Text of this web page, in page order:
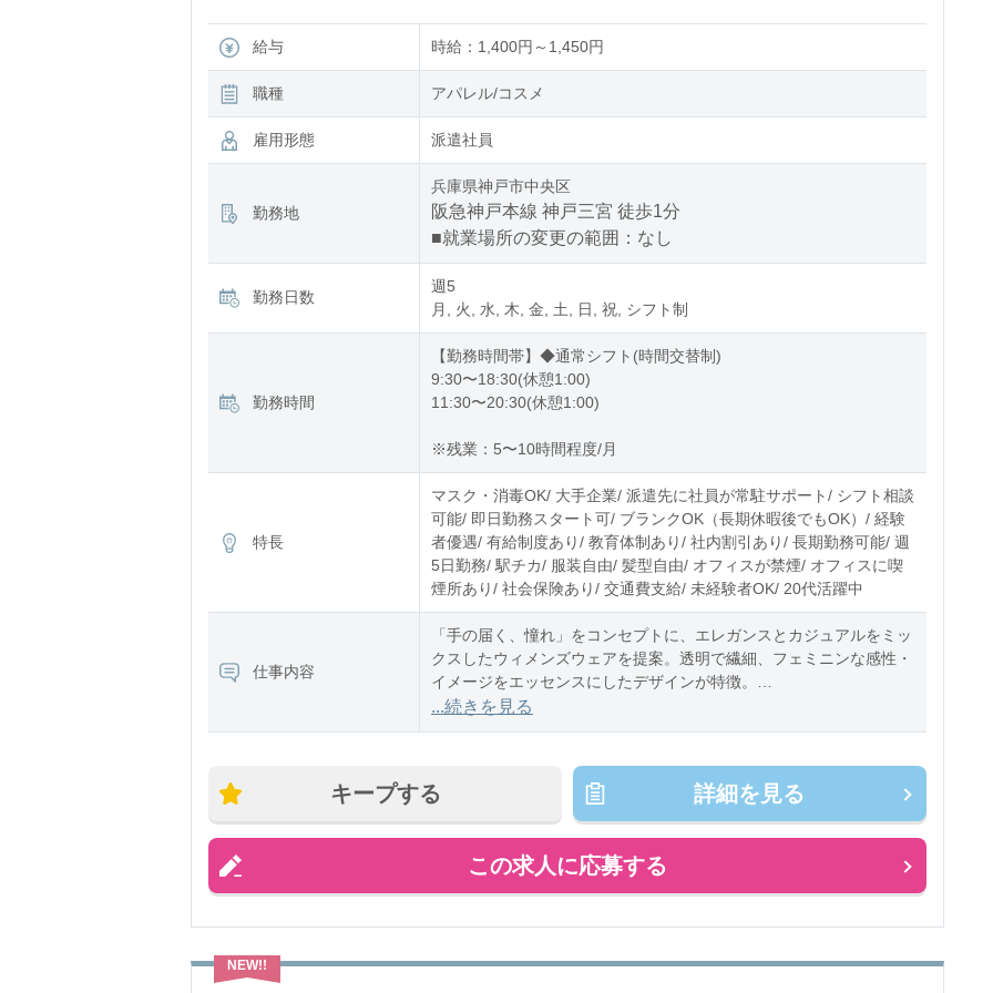
給与 時給：1,400円～1,450円
職種 アパレル/コスメ
雇用形態 派遣社員
勤務地
兵庫県神戸市中央区
阪急神戸本線 神戸三宮 徒歩1分
■就業場所の変更の範囲：なし
勤務日数
週5
月, 火, 水, 木, 金, 土, 日, 祝, シフト制
勤務時間
【勤務時間帯】◆通常シフト(時間交替制)
9:30〜18:30(休憩1:00)
11:30〜20:30(休憩1:00)
※残業：5〜10時間程度/月
特長
マスク・消毒OK/ 大手企業/ 派遣先に社員が常駐サポート/ シフト相談
可能/ 即日勤務スタート可/ ブランクOK（長期休暇後でもOK）/ 経験
者優遇/ 有給制度あり/ 教育体制あり/ 社内割引あり/ 長期勤務可能/ 週
5日勤務/ 駅チカ/ 服装自由/ 髪型自由/ オフィスが禁煙/ オフィスに喫
煙所あり/ 社会保険あり/ 交通費支給/ 未経験者OK/ 20代活躍中
仕事内容
「手の届く、憧れ」をコンセプトに、エレガンスとカジュアルをミッ
クスしたウィメンズウェアを提案。透明で繊細、フェミニンな感性・
イメージをエッセンスにしたデザインが特徴。
...続きを見る
キープする 詳細を見る
この求人に応募する